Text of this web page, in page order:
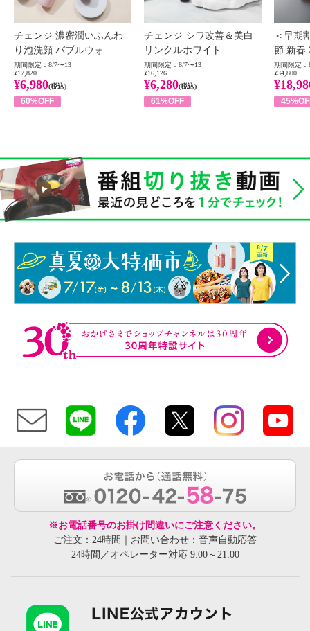
チェンジ 濃密潤いふんわ
り泡洗顔 バブルウォ...
期間限定：8/7〜13
¥17,820
¥6,980(税込)
60%OFF
チェンジ シワ改善＆美白
リンクルホワイト ...
期間限定：8/7〜13
¥16,126
¥6,280(税込)
61%OFF
＜早期
節 新春
期間限定：
¥34,800
※お電話番号のお掛け間違いにご注意ください。
ご注文：24時間｜お問い合わせ：音声自動応答
24時間／オペレーター対応 9:00～21:00